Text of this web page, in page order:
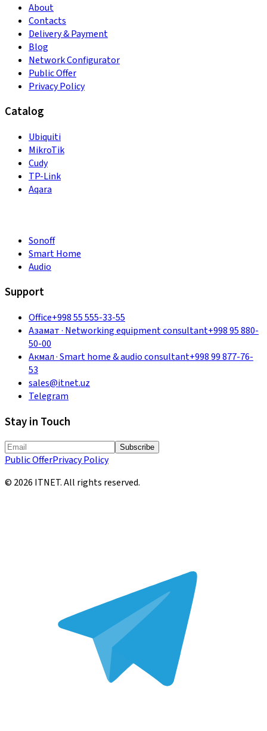
About
Contacts
Delivery & Payment
Blog
Network Configurator
Public Offer
Privacy Policy
Catalog
Ubiquiti
MikroTik
Cudy
TP-Link
Aqara
Sonoff
Smart Home
Audio
Support
Office+998 55 555-33-55
Азамат· Networking equipment consultant+998 95 880-
50-00
Акмал·Smart home & audio consultant+998 99 877-76-
53
sales@itnet.uz
Telegram
Stay in Touch
Subscribe
Public OfferPrivacy Policy
© 2026 ITNET.All rights reserved.